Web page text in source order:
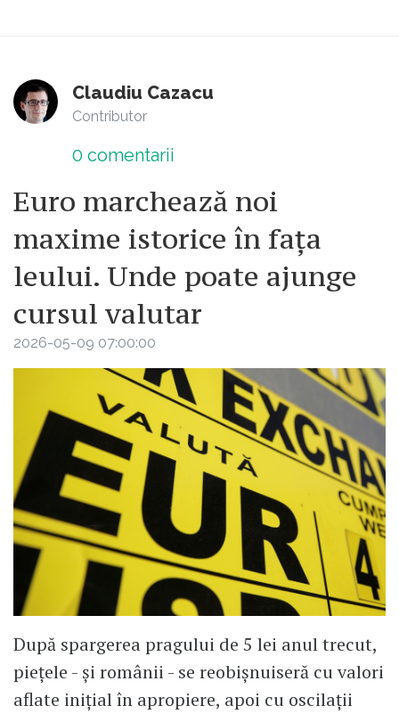
Claudiu Cazacu
Contributor
0 comentarii
Euro marchează noi
maxime istorice în fața
leului. Unde poate ajunge
cursul valutar
2026-05-09 07:00:00
După spargerea pragului de 5 lei anul trecut,
piețele - și românii - se reobișnuiseră cu valori
aflate inițial în apropiere, apoi cu oscilații